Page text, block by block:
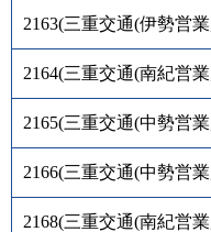
2163(三重交通(伊勢営
2164(三重交通(南紀営
2165(三重交通(中勢営
2166(三重交通(中勢営
2168(三重交通(南紀営